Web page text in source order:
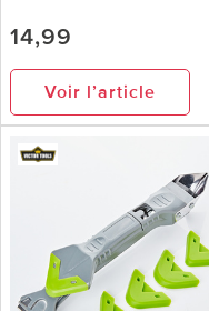
14,99
Voir l’article